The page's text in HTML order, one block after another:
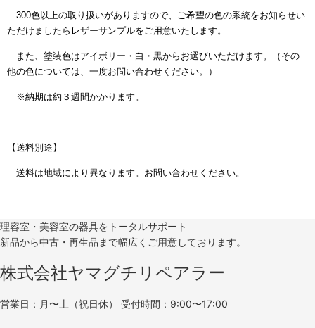
300色以上の取り扱いがありますので、ご希望の色の系統をお知らせい
ただけましたらレザーサンプルをご用意いたします。
また、塗装色はアイボリー・白・黒からお選びいただけます。（その
他の色については、一度お問い合わせください。）
※納期は約３週間かかります。
【送料別途】
送料は地域により異なります。お問い合わせください。
理容室・美容室の器具をトータルサポート
新品から中古・再生品まで幅広くご用意しております。
株式会社ヤマグチリペアラー
営業日：月〜土（祝日休） 受付時間：9:00〜17:00